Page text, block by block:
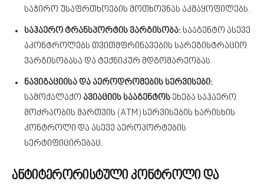
საჭირო უსაფრთხოების მოთხოვნას აკმაყოფილებს.
საჰაერო ტრანსპორტის ვარგისობა: სააგენტო ასევე
აკონტროლებს თვითმფრინავების სარეგისტრაციო
ვარგისობასა და ტექნიკურ მდგომარეობას.
ნავიგაციისა და აეროდრომების სერვისები:
სამოქალაქო ავიაციის სააგენტოს ეხება საჰაერო
მოძრაობის მართვის (ATM) სერვისების ხარისხის
კონტროლი და ასევე აეროპორტების
სერტიფიცირებაც.
ანტიტერორისტული კონტროლი და